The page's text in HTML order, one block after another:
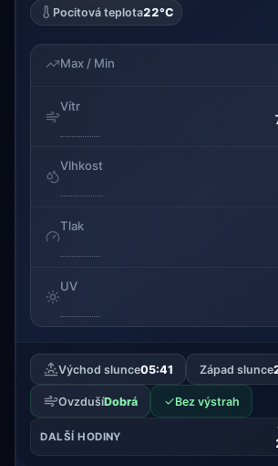
Pocitová teplota22°C
Max / Min
Vítr
Vlhkost
Tlak
UV
Východ slunce05:41 Západ slunce
OvzdušíDobrá ✓Bez výstrah
DALŠÍ HODINY